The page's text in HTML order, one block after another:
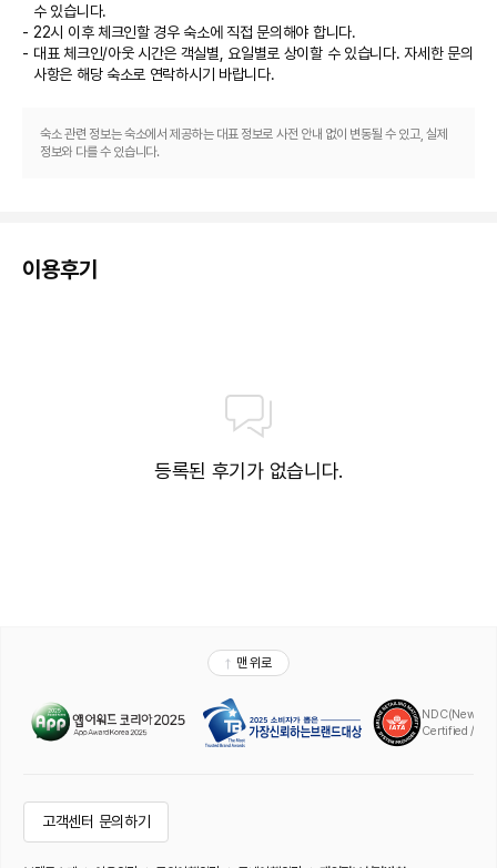
수 있습니다.
22시 이후 체크인할 경우 숙소에 직접 문의해야 합니다.
대표 체크인/아웃 시간은 객실별, 요일별로 상이할 수 있습니다. 자세한 문의
사항은 해당 숙소로 연락하시기 바랍니다.
숙소 관련 정보는 숙소에서 제공하는 대표 정보로 사전 안내 없이 변동될 수 있고, 실제
정보와 다를 수 있습니다.
이용후기
등록된 후기가 없습니다.